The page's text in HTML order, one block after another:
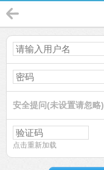
安全提问(未设置请忽略)
点击重新加载